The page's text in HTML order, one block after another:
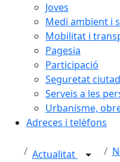
Joves
Medi ambient i
Mobilitat i
Pagesia
Participació
Seguretat
Serveis a les
Urbanisme,
Adreces i telèfons
Actualitat